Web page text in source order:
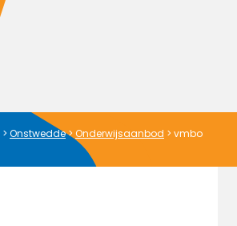
> Onstwedde> Onderwijsaanbod > vmbo